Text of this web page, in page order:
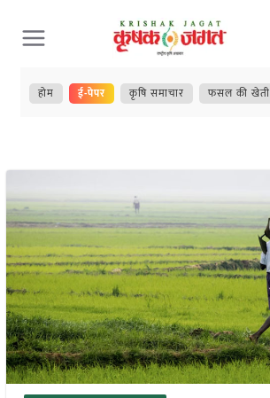
Skip
to
content
होम ई-पेपर कृषि समाचार फसल की खेती